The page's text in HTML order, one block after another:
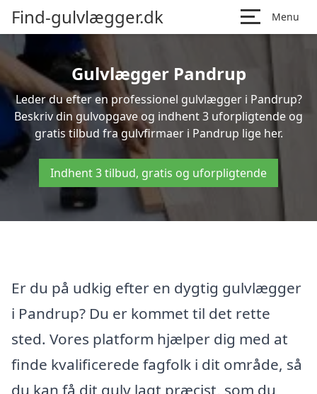
Find-gulvlægger.dk Menu
Gulvlægger Pandrup
Leder du efter en professionel gulvlægger i Pandrup?
Beskriv din gulvopgave og indhent 3 uforpligtende og
gratis tilbud fra gulvfirmaer i Pandrup lige her.
Indhent 3 tilbud, gratis og uforpligtende
Er du på udkig efter en dygtig gulvlægger
i Pandrup? Du er kommet til det rette
sted. Vores platform hjælper dig med at
finde kvalificerede fagfolk i dit område, så
du kan få dit gulv lagt præcist, som du